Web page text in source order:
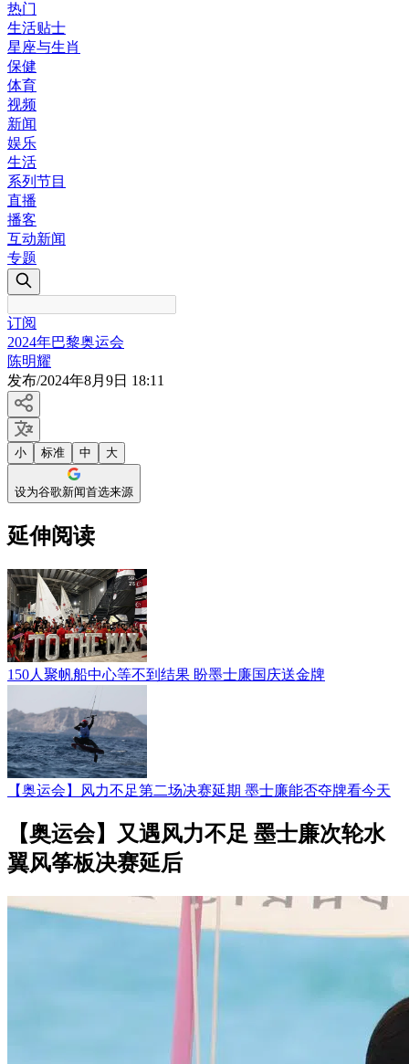
热门
生活贴士
星座与生肖
保健
体育
视频
新闻
娱乐
生活
系列节目
直播
播客
互动新闻
专题
订阅
2024年巴黎奥运会
陈明耀
发布/2024年8月9日 18:11
小 标准 中 大
设为谷歌新闻首选来源
延伸阅读
150人聚帆船中心等不到结果 盼墨士廉国庆送金牌
【奥运会】风力不足第二场决赛延期 墨士廉能否夺牌看今天
【奥运会】又遇风力不足 墨士廉次轮水
翼风筝板决赛延后